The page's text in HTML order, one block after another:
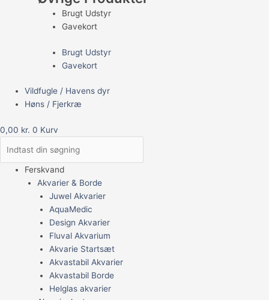
Brugt Udstyr
Gavekort
Brugt Udstyr
Gavekort
Vildfugle / Havens dyr
Høns / Fjerkræ
0,00 kr. 0 Kurv
Ferskvand
Akvarier & Borde
Juwel Akvarier
AquaMedic
Design Akvarier
Fluval Akvarium
Akvarie Startsæt
Akvastabil Akvarier
Akvastabil Borde
Helglas akvarier